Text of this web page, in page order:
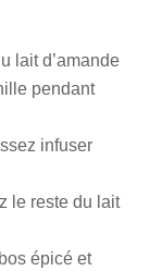
lait d’amande
pendant
infuser
le reste du lait
épicé et